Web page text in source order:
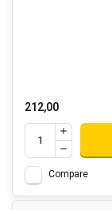
212,00
Compare